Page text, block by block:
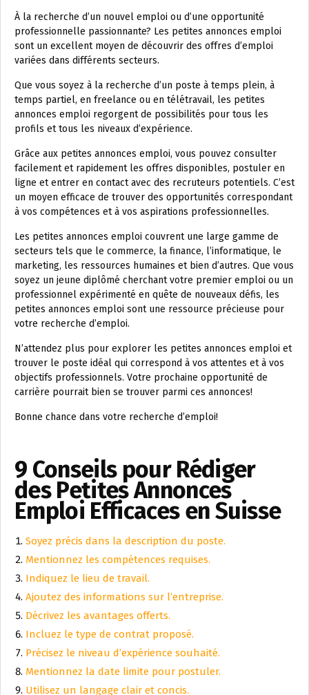
À la recherche d’un nouvel emploi ou d’une opportunité
professionnelle passionnante? Les petites annonces emploi
sont un excellent moyen de découvrir des offres d’emploi
variées dans différents secteurs.
Que vous soyez à la recherche d’un poste à temps plein, à
temps partiel, en freelance ou en télétravail, les petites
annonces emploi regorgent de possibilités pour tous les
profils et tous les niveaux d’expérience.
Grâce aux petites annonces emploi, vous pouvez consulter
facilement et rapidement les offres disponibles, postuler en
ligne et entrer en contact avec des recruteurs potentiels. C’est
un moyen efficace de trouver des opportunités correspondant
à vos compétences et à vos aspirations professionnelles.
Les petites annonces emploi couvrent une large gamme de
secteurs tels que le commerce, la finance, l’informatique, le
marketing, les ressources humaines et bien d’autres. Que vous
soyez un jeune diplômé cherchant votre premier emploi ou un
professionnel expérimenté en quête de nouveaux défis, les
petites annonces emploi sont une ressource précieuse pour
votre recherche d’emploi.
N’attendez plus pour explorer les petites annonces emploi et
trouver le poste idéal qui correspond à vos attentes et à vos
objectifs professionnels. Votre prochaine opportunité de
carrière pourrait bien se trouver parmi ces annonces!
Bonne chance dans votre recherche d’emploi!
9 Conseils pour Rédiger
des Petites Annonces
Emploi Efficaces en Suisse
Soyez précis dans la description du poste.
Mentionnez les compétences requises.
Indiquez le lieu de travail.
Ajoutez des informations sur l’entreprise.
Décrivez les avantages offerts.
Incluez le type de contrat proposé.
Précisez le niveau d’expérience souhaité.
Mentionnez la date limite pour postuler.
Utilisez un langage clair et concis.